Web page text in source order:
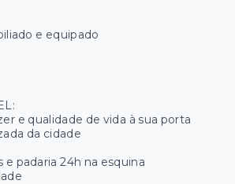
e equipado
e qualidade de vida à sua porta
da cidade
padaria 24h na esquina